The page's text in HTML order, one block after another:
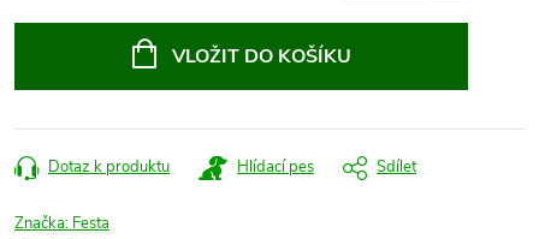
VLOŽIT DO KOŠÍKU
Dotaz k produktu Hlídací pes Sdílet
Značka: Festa